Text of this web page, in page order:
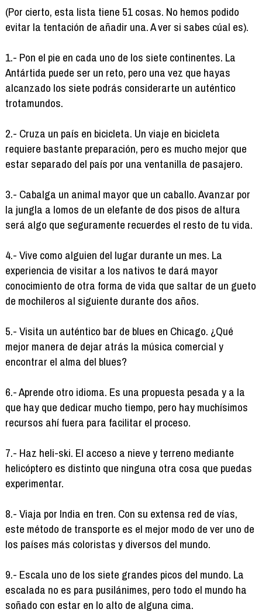
(Por cierto, esta lista tiene 51 cosas. No hemos podido
evitar la tentación de añadir una. A ver si sabes cúal es).
1.- Pon el pie en cada uno de los siete continentes. La
Antártida puede ser un reto, pero una vez que hayas
alcanzado los siete podrás considerarte un auténtico
trotamundos.
2.- Cruza un país en bicicleta. Un viaje en bicicleta
requiere bastante preparación, pero es mucho mejor que
estar separado del país por una ventanilla de pasajero.
3.- Cabalga un animal mayor que un caballo. Avanzar por
la jungla a lomos de un elefante de dos pisos de altura
será algo que seguramente recuerdes el resto de tu vida.
4.- Vive como alguien del lugar durante un mes. La
experiencia de visitar a los nativos te dará mayor
conocimiento de otra forma de vida que saltar de un gueto
de mochileros al siguiente durante dos años.
5.- Visita un auténtico bar de blues en Chicago. ¿Qué
mejor manera de dejar atrás la música comercial y
encontrar el alma del blues?
6.- Aprende otro idioma. Es una propuesta pesada y a la
que hay que dedicar mucho tiempo, pero hay muchísimos
recursos ahí fuera para facilitar el proceso.
7.- Haz heli-ski. El acceso a nieve y terreno mediante
helicóptero es distinto que ninguna otra cosa que puedas
experimentar.
8.- Viaja por India en tren. Con su extensa red de vías,
este método de transporte es el mejor modo de ver uno de
los países más coloristas y diversos del mundo.
9.- Escala uno de los siete grandes picos del mundo. La
escalada no es para pusilánimes, pero todo el mundo ha
soñado con estar en lo alto de alguna cima.